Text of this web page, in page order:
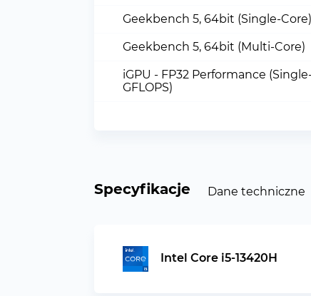
Geekbench 5, 64bit (Single-Core)
Geekbench 5, 64bit (Multi-Core)
iGPU - FP32 Performance
GFLOPS)
Specyfikacje Dane techniczne
Intel Core i5-13420H